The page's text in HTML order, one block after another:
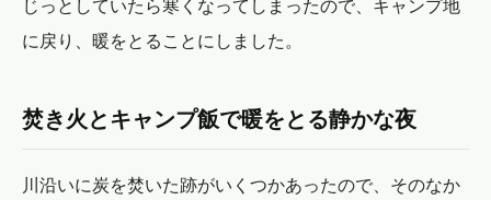
じっとしていたら寒くなってしまったので、キャンプ地
に戻り、暖をとることにしました。
焚き火とキャンプ飯で暖をとる静かな夜
川沿いに炭を焚いた跡がいくつかあったので、そのなか